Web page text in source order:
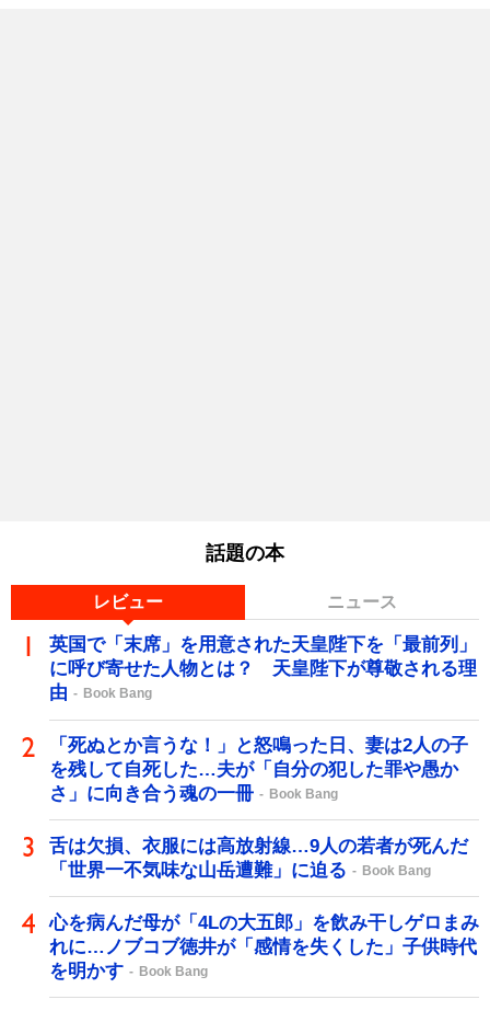
話題の本
レビュー ニュース
英国で「末席」を用意された天皇陛下を「最前列」
に呼び寄せた人物とは？ 天皇陛下が尊敬される理
由
Book Bang
「死ぬとか言うな！」と怒鳴った日、妻は2人の子
を残して自死した…夫が「自分の犯した罪や愚か
さ」に向き合う魂の一冊
Book Bang
舌は欠損、衣服には高放射線…9人の若者が死んだ
「世界一不気味な山岳遭難」に迫る
Book Bang
心を病んだ母が「4Lの大五郎」を飲み干しゲロまみ
れに…ノブコブ徳井が「感情を失くした」子供時代
を明かす
Book Bang